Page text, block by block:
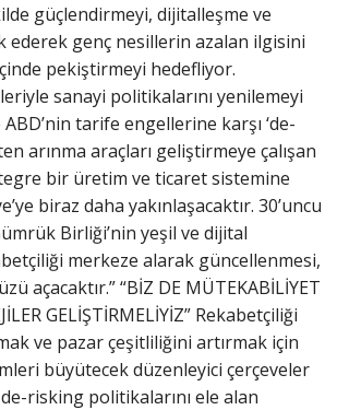
güçlendirmeyi, dijitalleşme ve
ederek genç nesillerin azalan ilgisini
pekiştirmeyi hedefliyor.
sanayi politikalarını yenilemeyi
tarife engellerine karşı ‘de-
arınma araçları geliştirmeye çalışan
bir üretim ve ticaret sistemine
biraz daha yakınlaşacaktır. 30’uncu
Birliği’nin yeşil ve dijital
merkeze alarak güncellenmesi,
açacaktır.” “BİZ DE MÜTEKABİLİYET
GELİŞTİRMELİYİZ” Rekabetçiliği
ve pazar çeşitliliğini artırmak için
büyütecek düzenleyici çerçeveler
risking politikalarını ele alan